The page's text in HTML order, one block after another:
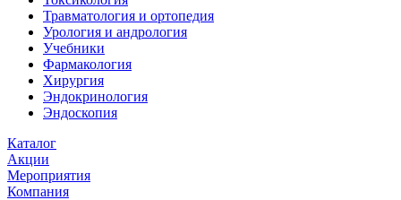
Травматология и ортопедия
Урология и андрология
Учебники
Фармакология
Хирургия
Эндокринология
Эндоскопия
Каталог
Акции
Мероприятия
Компания